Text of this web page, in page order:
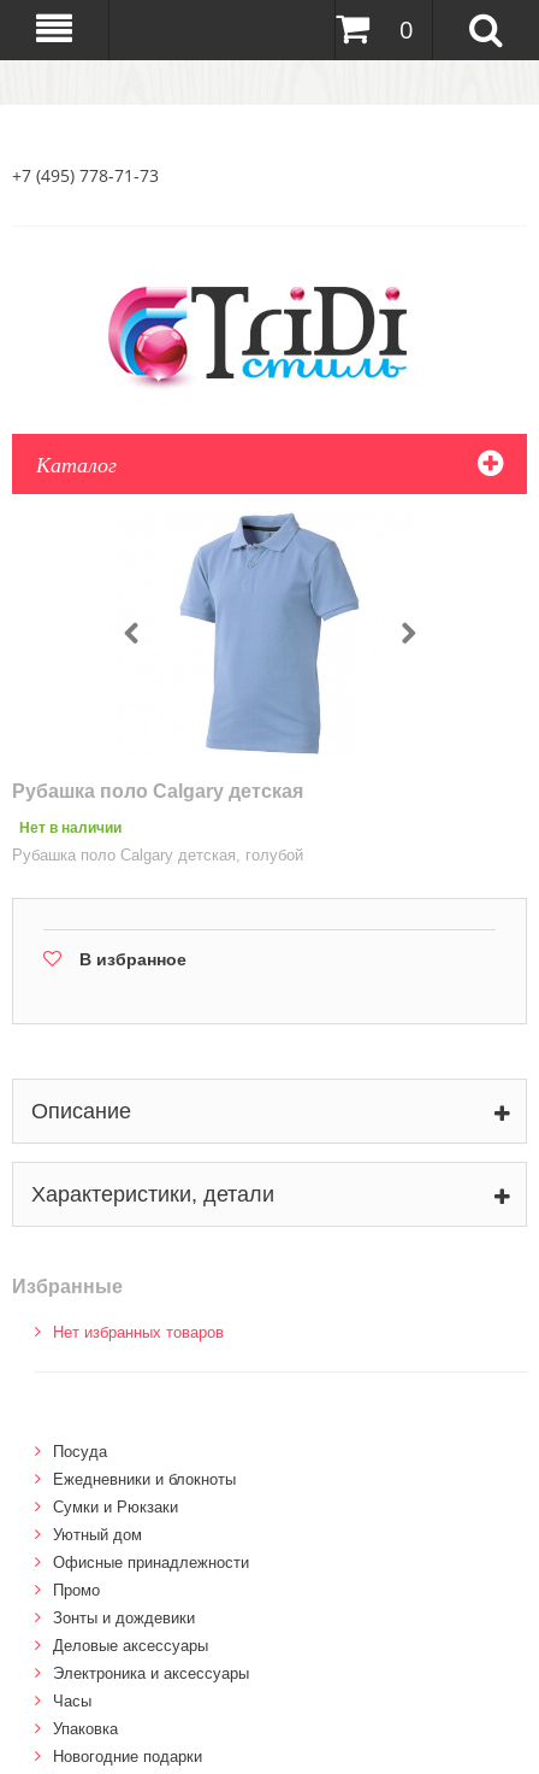
0
+7 (495) 778-71-73
Каталог
Рубашка поло Calgary детская
Нет в наличии
Рубашка поло Calgary детская, голубой
В избранное
Описание
Характеристики, детали
Избранные
Нет избранных товаров
Посуда
Ежедневники и блокноты
Сумки и Рюкзаки
Уютный дом
Офисные принадлежности
Промо
Зонты и дождевики
Деловые аксессуары
Электроника и аксессуары
Часы
Упаковка
Новогодние подарки